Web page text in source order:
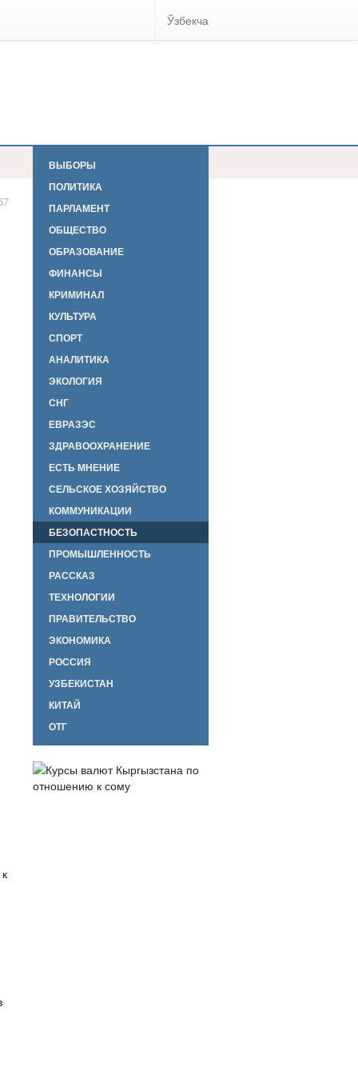
Ўзбекча
ВЫБОРЫ
ПОЛИТИКА
ПАРЛАМЕНТ
ОБЩЕСТВО
ОБРАЗОВАНИЕ
ФИНАНСЫ
КРИМИНАЛ
КУЛЬТУРА
СПОРТ
АНАЛИТИКА
ЭКОЛОГИЯ
СНГ
ЕВРАЗЭС
ЗДРАВООХРАНЕНИЕ
ЕСТЬ МНЕНИЕ
СЕЛЬСКОЕ ХОЗЯЙСТВО
КОММУНИКАЦИИ
БЕЗОПАСТНОСТЬ
ПРОМЫШЛЕННОСТЬ
РАССКАЗ
ТЕХНОЛОГИИ
ПРАВИТЕЛЬСТВО
ЭКОНОМИКА
РОССИЯ
УЗБЕКИСТАН
КИТАЙ
ОТГ